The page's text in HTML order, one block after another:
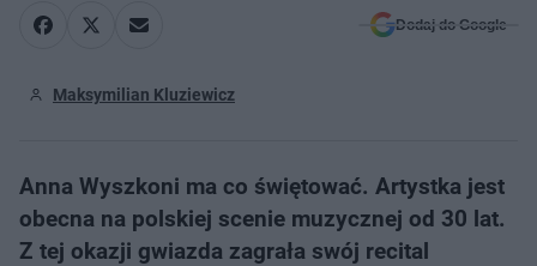
Dodaj do Google
Maksymilian Kluziewicz
Anna Wyszkoni ma co świętować. Artystka jest
obecna na polskiej scenie muzycznej od 30 lat.
Z tej okazji gwiazda zagrała swój recital